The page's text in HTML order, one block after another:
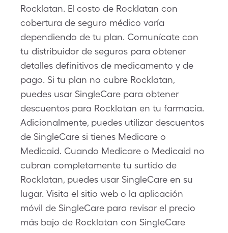
Rocklatan. El costo de Rocklatan con
cobertura de seguro médico varía
dependiendo de tu plan. Comunícate con
tu distribuidor de seguros para obtener
detalles definitivos de medicamento y de
pago. Si tu plan no cubre Rocklatan,
puedes usar SingleCare para obtener
descuentos para Rocklatan en tu farmacia.
Adicionalmente, puedes utilizar descuentos
de SingleCare si tienes Medicare o
Medicaid. Cuando Medicare o Medicaid no
cubran completamente tu surtido de
Rocklatan, puedes usar SingleCare en su
lugar. Visita el sitio web o la aplicación
móvil de SingleCare para revisar el precio
más bajo de Rocklatan con SingleCare